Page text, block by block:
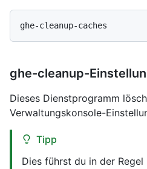
ghe-cleanup-
Dieses Dienstprogramm
Verwaltungskonsole-
Tipp
Dies führst du in der